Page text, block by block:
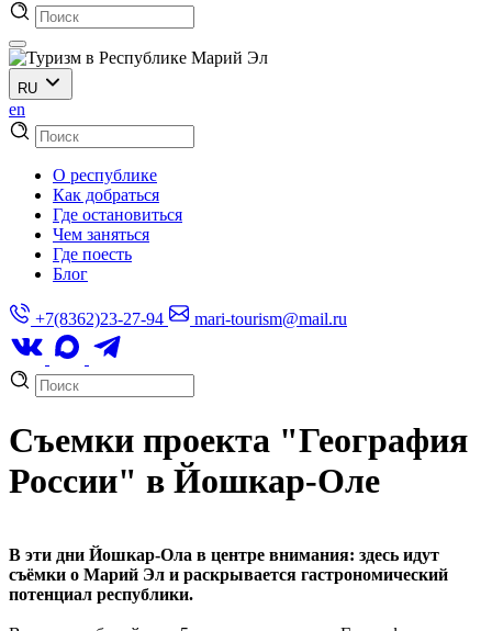
RU
en
О республике
Как добраться
Где остановиться
Чем заняться
Где поесть
Блог
+7(8362)23-27-94 mari-tourism@mail.ru
Съемки проекта "География
России" в Йошкар-Оле
В эти дни Йошкар-Ола в центре внимания: здесь идут
съёмки о Марий Эл и раскрывается гастрономический
потенциал республики.